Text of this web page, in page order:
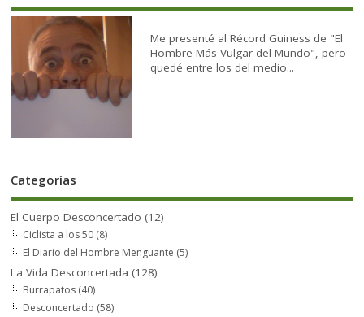
Me presenté al Récord Guiness de "El
Hombre Más Vulgar del Mundo", pero
quedé entre los del medio...
Categorías
El Cuerpo Desconcertado (12)
Ciclista a los 50 (8)
El Diario del Hombre Menguante (5)
La Vida Desconcertada (128)
Burrapatos (40)
Desconcertado (58)